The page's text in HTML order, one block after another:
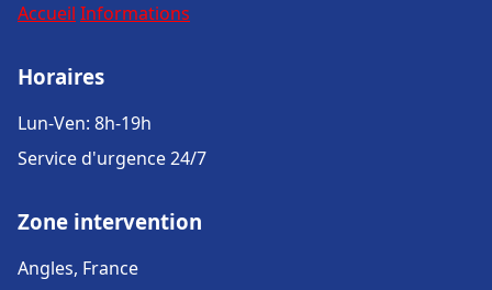
Accueil Informations
Horaires
Lun-Ven: 8h-19h
Service d'urgence 24/7
Zone intervention
Angles, France